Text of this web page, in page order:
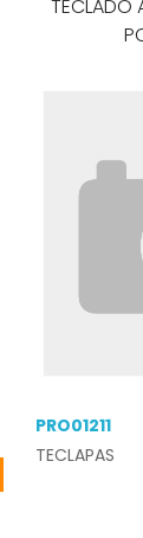
TECLADO
PRO01211
TECLAPAS